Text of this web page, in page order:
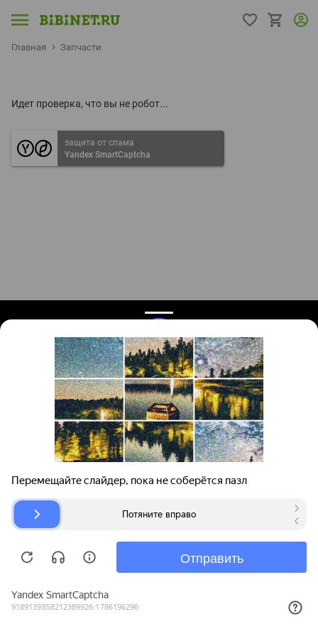
Главная Запчасти
Идет проверка, что вы не робот...
защита от спама
Yandex SmartCaptcha
Поиск запчастей
Для автокомпаний
Авторазборки
О проекте
Помощь
Карта сайта
© bibinet.ru - система поиска запчастей,
Copyright 2010-2026 Все права защищены